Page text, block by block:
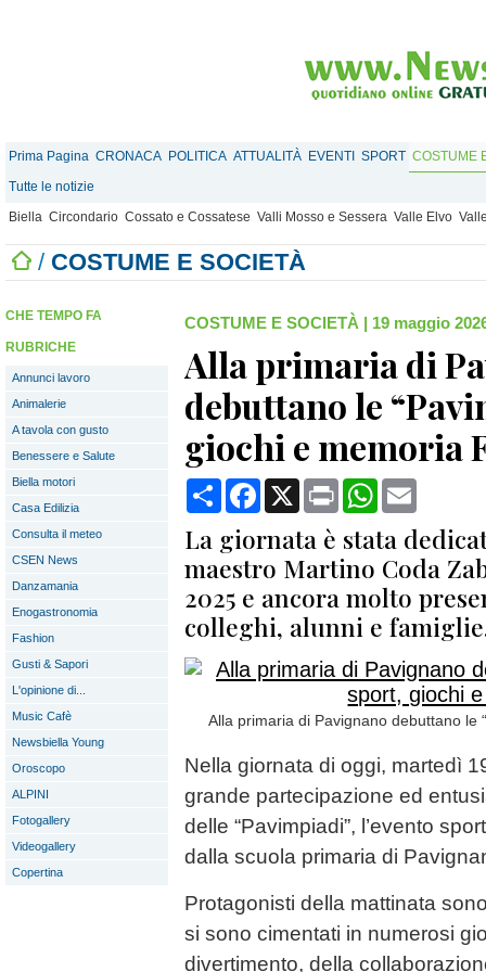
Prima Pagina CRONACA POLITICA ATTUALITÀ EVENTI SPORT COSTUME
Tutte le notizie
Biella Circondario Cossato e Cossatese Valli Mosso e Sessera Valle Elvo
/ COSTUME E SOCIETÀ
CHE TEMPO FA
RUBRICHE
Annunci lavoro
Animalerie
A tavola con gusto
Benessere e Salute
Biella motori
Casa Edilizia
Consulta il meteo
CSEN News
Danzamania
Enogastronomia
Fashion
Gusti & Sapori
L'opinione di...
Music Cafè
Newsbiella Young
Oroscopo
ALPINI
Fotogallery
Videogallery
Copertina
COSTUME E SOCIETÀ | 19 maggio
Alla primaria di
debuttano le
giochi e memoria
CondividiFacebook
X Print WhatsApp
La giornata è stata
maestro Martino Coda
2025 e ancora molto
colleghi, alunni e
Alla primaria di Pavignano debuttano le
Nella giornata di oggi, martedì
grande partecipazione ed
delle “Pavimpiadi”, l’evento
dalla scuola primaria di
Protagonisti della mattinata
si sono cimentati in numerosi
divertimento, della